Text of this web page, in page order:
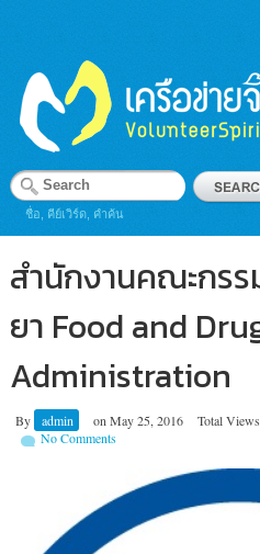
ชื่อ, คีย์เวิร์ด, คำค้น
สำนักงานคณะกรร
ยา Food and
Administration
By admin on May 25, 2016 Total
No Comments